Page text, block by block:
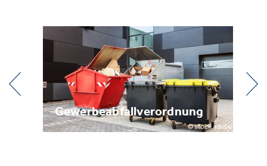
Gewerbeabfallverordnung